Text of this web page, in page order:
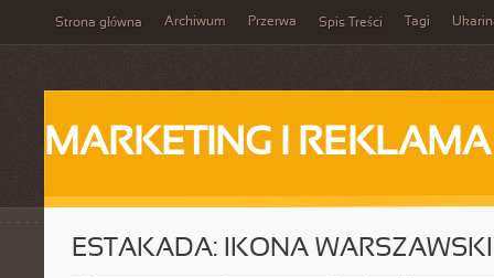
Strona główna Archiwum Przerwa Spis Treści Tagi
MARKETING I REKLAMA
ESTAKADA: IKONA